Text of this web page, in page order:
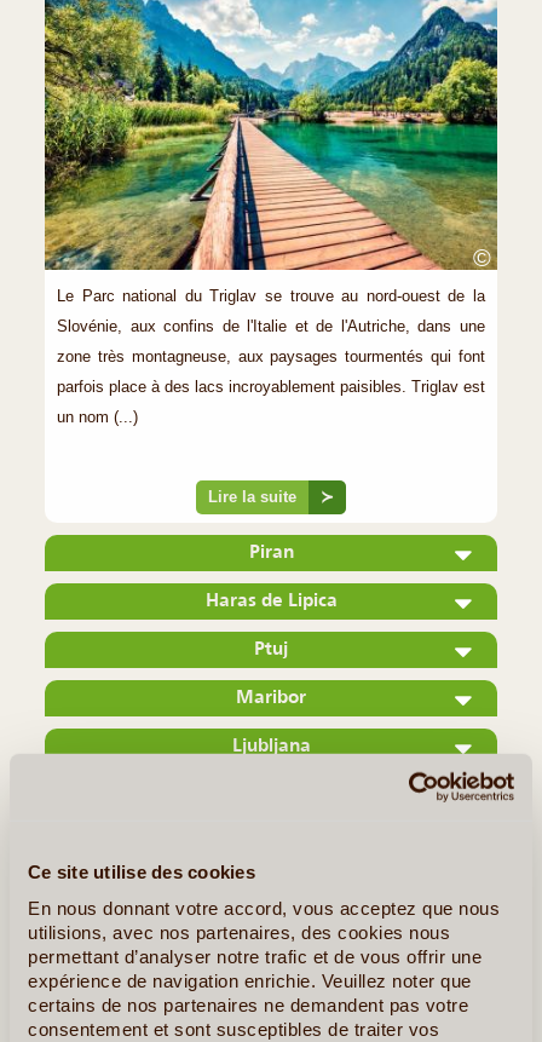
Ce site utilise des cookies
En nous donnant votre accord, vous acceptez que nous
utilisions, avec nos partenaires, des cookies nous
permettant d’analyser notre trafic et de vous offrir une
expérience de navigation enrichie. Veuillez noter que
certains de nos partenaires ne demandent pas votre
consentement et sont susceptibles de traiter vos
©
Le Parc national du Triglav se trouve au nord-ouest de la
Slovénie, aux confins de l'Italie et de l'Autriche, dans une
zone très montagneuse, aux paysages tourmentés qui font
parfois place à des lacs incroyablement paisibles. Triglav est
un nom (...)
Lire la suite ≻
Piran
Haras de Lipica
Ptuj
Maribor
Ljubljana
Grottes de Skocjan
Et Plus Encore...